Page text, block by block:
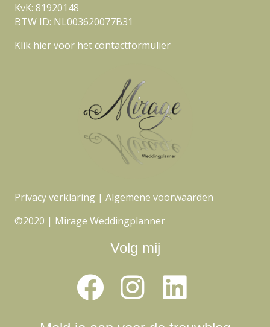
KvK: 81920148
BTW ID: NL003620077B31
Klik hier voor het contactformulier
Privacy verklaring | Algemene voorwaarden
©2020 | Mirage Weddingplanner
Volg mij